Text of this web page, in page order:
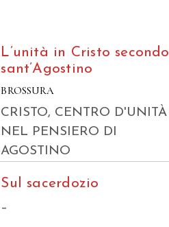
L’unità in Cristo secondo
sant’Agostino
BROSSURA
CRISTO, CENTRO D'UNITÀ
NEL PENSIERO DI
AGOSTINO
Sul sacerdozio
–